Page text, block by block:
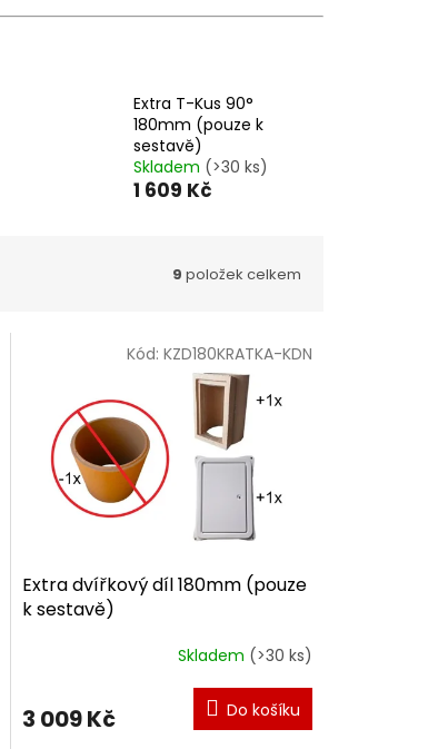
Extra T-Kus 90°
180mm (pouze k
sestavě)
Skladem (>30 ks)
1 609 Kč
9 položek celkem
Extra dvířkový díl 180mm (pouze
k sestavě)
Skladem (>30 ks)
3 009 Kč Do košíku
Kód: KZD180KRATKA-KDN